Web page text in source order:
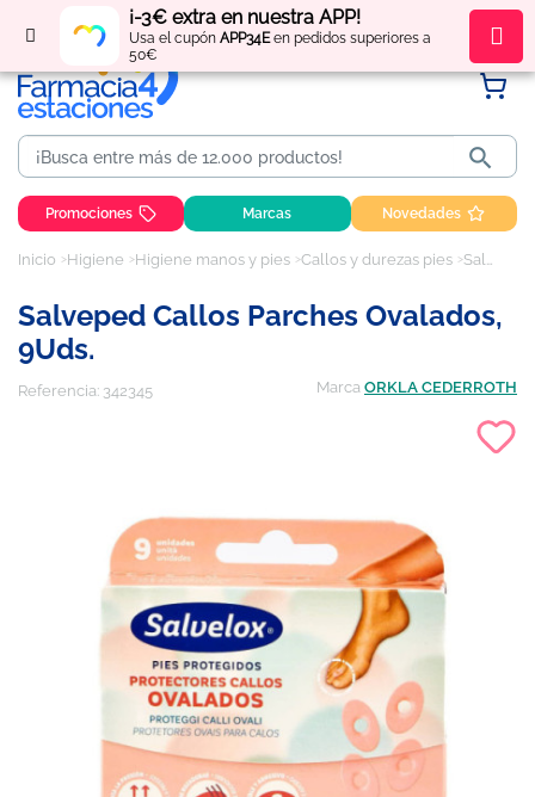
¡-3€ extra en nuestra APP!
Usa el cupón APP34Een pedidos superiores a
50€
Regístratey obténpuntos por tus compras

Promociones Marcas Novedades
Inicio Higiene Higiene manos y pies Callos y durezas pies Salveped Callos Parches Ovalados, 9Uds.
Salveped Callos Parches Ovalados,
9Uds.
Referencia: 342345 Marca ORKLA CEDERROTH